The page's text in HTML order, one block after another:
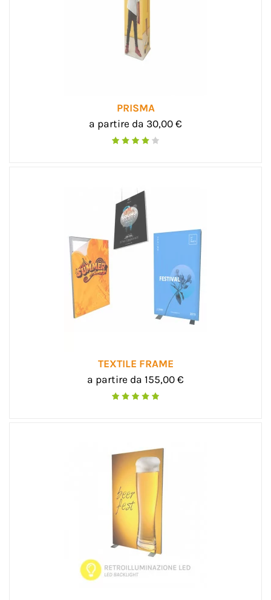
PRISMA
a partire da 30,00 €
TEXTILE FRAME
a partire da 155,00 €